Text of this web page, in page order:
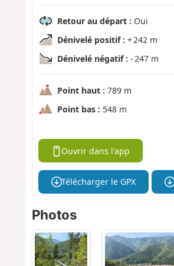
Retour au départ : Oui
Dénivelé positif : + 242 m
Dénivelé négatif : - 247 m
Point haut : 789 m
Point bas : 548 m
Ouvrir dans l'app
Télécharger le GPX
Photos